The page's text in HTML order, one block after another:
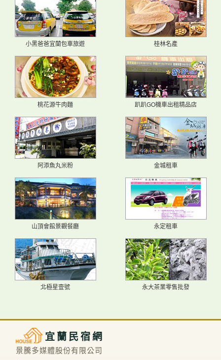
小黑爸爸宜蘭包車旅遊 桂林名產
桃花源牛肉麵 趴趴GO機車出租精品店
阿添魚丸米粉 金城租車
山頂會館景觀餐廳 永定租車
北極星壹號 永大茶業零售批發
宜蘭民宿網
景騰多媒體股份有限公司